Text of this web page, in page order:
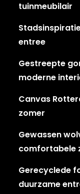
tuinmeubilair
entree
Gestreepte
moderne
Canvas
zomer
Gewassen
comfortabele
Gerecyclede
duurzame